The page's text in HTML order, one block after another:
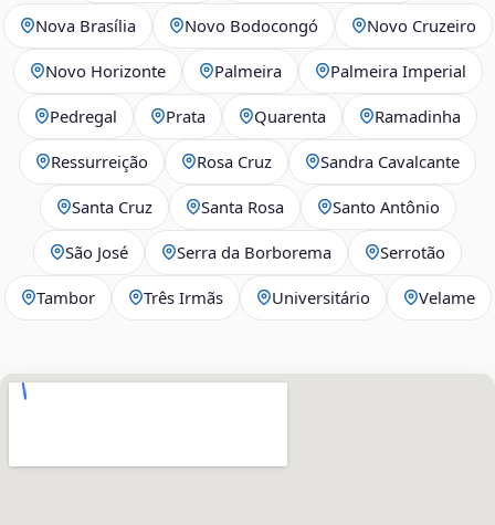
Nova Brasília Novo Bodocongó Novo Cruzeiro
Novo Horizonte Palmeira Palmeira Imperial
Pedregal Prata Quarenta Ramadinha
Ressurreição Rosa Cruz Sandra Cavalcante
Santa Cruz Santa Rosa Santo Antônio
São José Serra da Borborema Serrotão
Tambor Três Irmãs Universitário Velame